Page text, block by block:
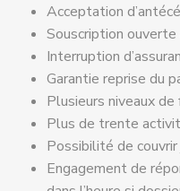
Acceptation
Souscription
Interruption
Garantie reprise du
Plusieurs niveaux de
Plus de trente
Possibilité de couvrir
Engagement de